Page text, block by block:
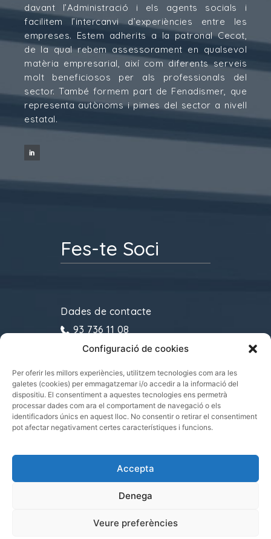
Configuració de cookies
Per oferir les millors experiències, utilitzem tecnologies com ara les
galetes (cookies) per emmagatzemar i/o accedir a la informació del
dispositiu. El consentiment a aquestes tecnologies ens permetrà
processar dades com ara el comportament de navegació o els
identificadors únics en aquest lloc. No consentir o retirar el consentiment
pot afectar negativament certes característiques i funcions.
Accepta
Denega
Veure preferències
davant l’Administració i els agents socials i
facilitem l’intercanvi d’experiències entre les
empreses. Estem adherits a la patronal Cecot,
de la qual rebem assessorament en qualsevol
matèria empresarial, així com diferents serveis
molt beneficiosos per als professionals del
sector. També formem part de Fenadismer, que
representa autònoms i pimes del sector a nivell
estatal.
Fes-te Soci
Dades de contacte
93 736 11 08
gremitransports@cecot.org
C/ Sant Pau, 6. 08221
Terrassa
Gremi de Transports i Logística de Catalunya
2021.
Tots els drets reservats
POLÍTICA DE PRIVADESA|POLÍTICA DE COOKIES